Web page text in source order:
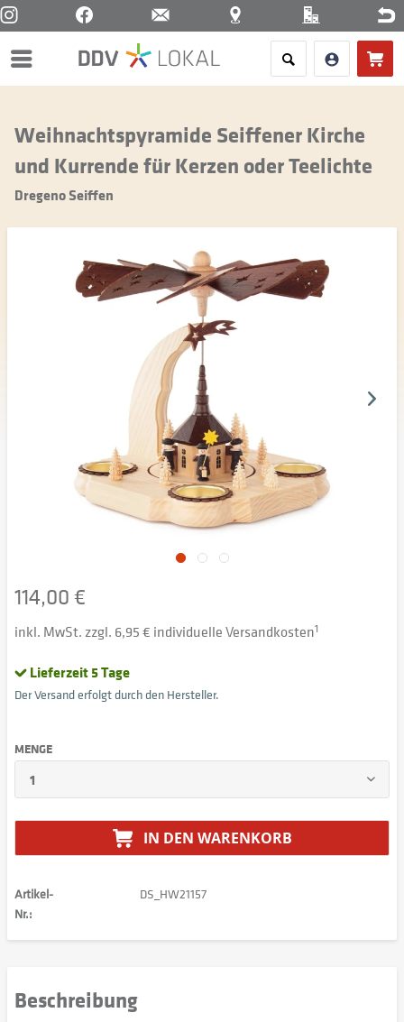
Menü
Weihnachtspyramide Seiffener Kirche
und Kurrende für Kerzen oder Teelichte
Dregeno Seiffen
114,00 €
inkl. MwSt. zzgl. 6,95 € individuelle Versandkosten1
Lieferzeit 5 Tage
Der Versand erfolgt durch den Hersteller.
MENGE
IN DEN WARENKORB
Artikel-
Nr.:
DS_HW21157
Beschreibung